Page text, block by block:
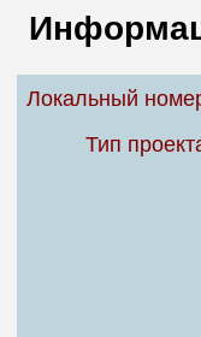
Т
Локальный
Тип